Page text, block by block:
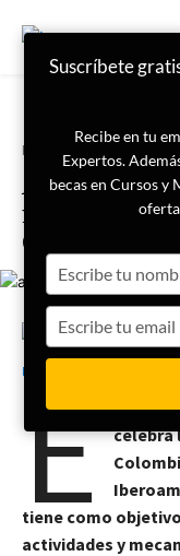
Portada
América
impulsan
LISA News
E
sta
celebra
tiene como
actividades y
Suscríbete
Recibe en tu
Expertos.
becas en Cursos y
your
name
your
email